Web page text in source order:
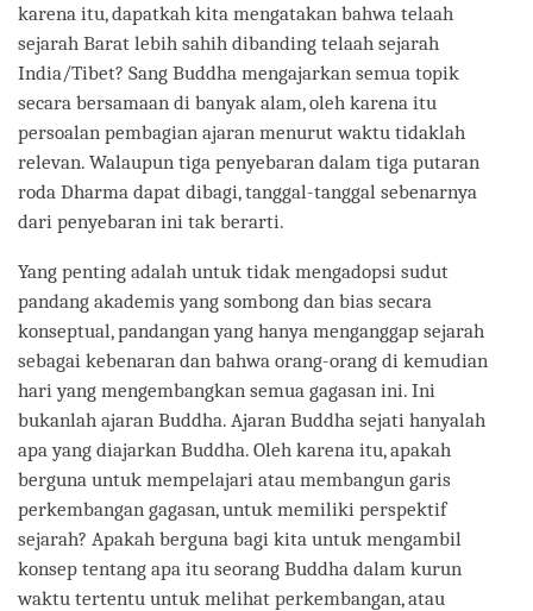
karena itu, dapatkah kita mengatakan bahwa telaah
sejarah Barat lebih sahih dibanding telaah sejarah
India/Tibet? Sang Buddha mengajarkan semua topik
secara bersamaan di banyak alam, oleh karena itu
persoalan pembagian ajaran menurut waktu tidaklah
relevan. Walaupun tiga penyebaran dalam tiga putaran
roda Dharma dapat dibagi, tanggal-tanggal sebenarnya
dari penyebaran ini tak berarti.
Yang penting adalah untuk tidak mengadopsi sudut
pandang akademis yang sombong dan bias secara
konseptual, pandangan yang hanya menganggap sejarah
sebagai kebenaran dan bahwa orang-orang di kemudian
hari yang mengembangkan semua gagasan ini. Ini
bukanlah ajaran Buddha. Ajaran Buddha sejati hanyalah
apa yang diajarkan Buddha. Oleh karena itu, apakah
berguna untuk mempelajari atau membangun garis
perkembangan gagasan, untuk memiliki perspektif
sejarah? Apakah berguna bagi kita untuk mengambil
konsep tentang apa itu seorang Buddha dalam kurun
waktu tertentu untuk melihat perkembangan, atau